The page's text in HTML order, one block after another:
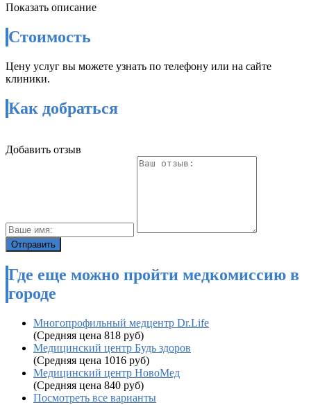
Показать описание
Стоимость
Цену услуг вы можете узнать по телефону или на сайте
клиники.
Как добраться
Добавить отзыв
Где еще можно пройти медкомиссию в
городе
Многопрофильный медцентр Dr.Life
(Средняя цена 818 руб)
Медицинский центр Будь здоров
(Средняя цена 1016 руб)
Медицинский центр НовоМед
(Средняя цена 840 руб)
Посмотреть все варианты